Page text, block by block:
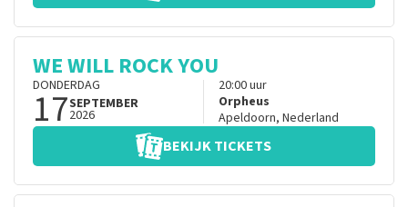
WE WILL ROCK YOU
DONDERDAG
17SEPTEMBER
2026
20:00uur
Orpheus
Apeldoorn, Nederland
BEKIJK TICKETS